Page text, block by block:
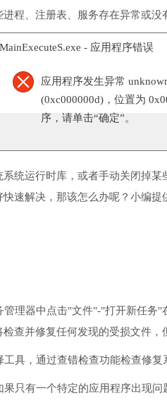
程、注册表、服务存在异常或没
MainExecuteS.exe - 应用程序错误
应用程序发生异常
(0xc000000d)，位置为
序，请单击“确定”。
统运行时库，或者手动关闭掉
速解决，那该怎么办呢？小编
理器中点击"文件"-"打开新任务
查并修复任何发现的受损文件，
具，通过查错检查功能检查修复
只有一个特定的应用程序出现